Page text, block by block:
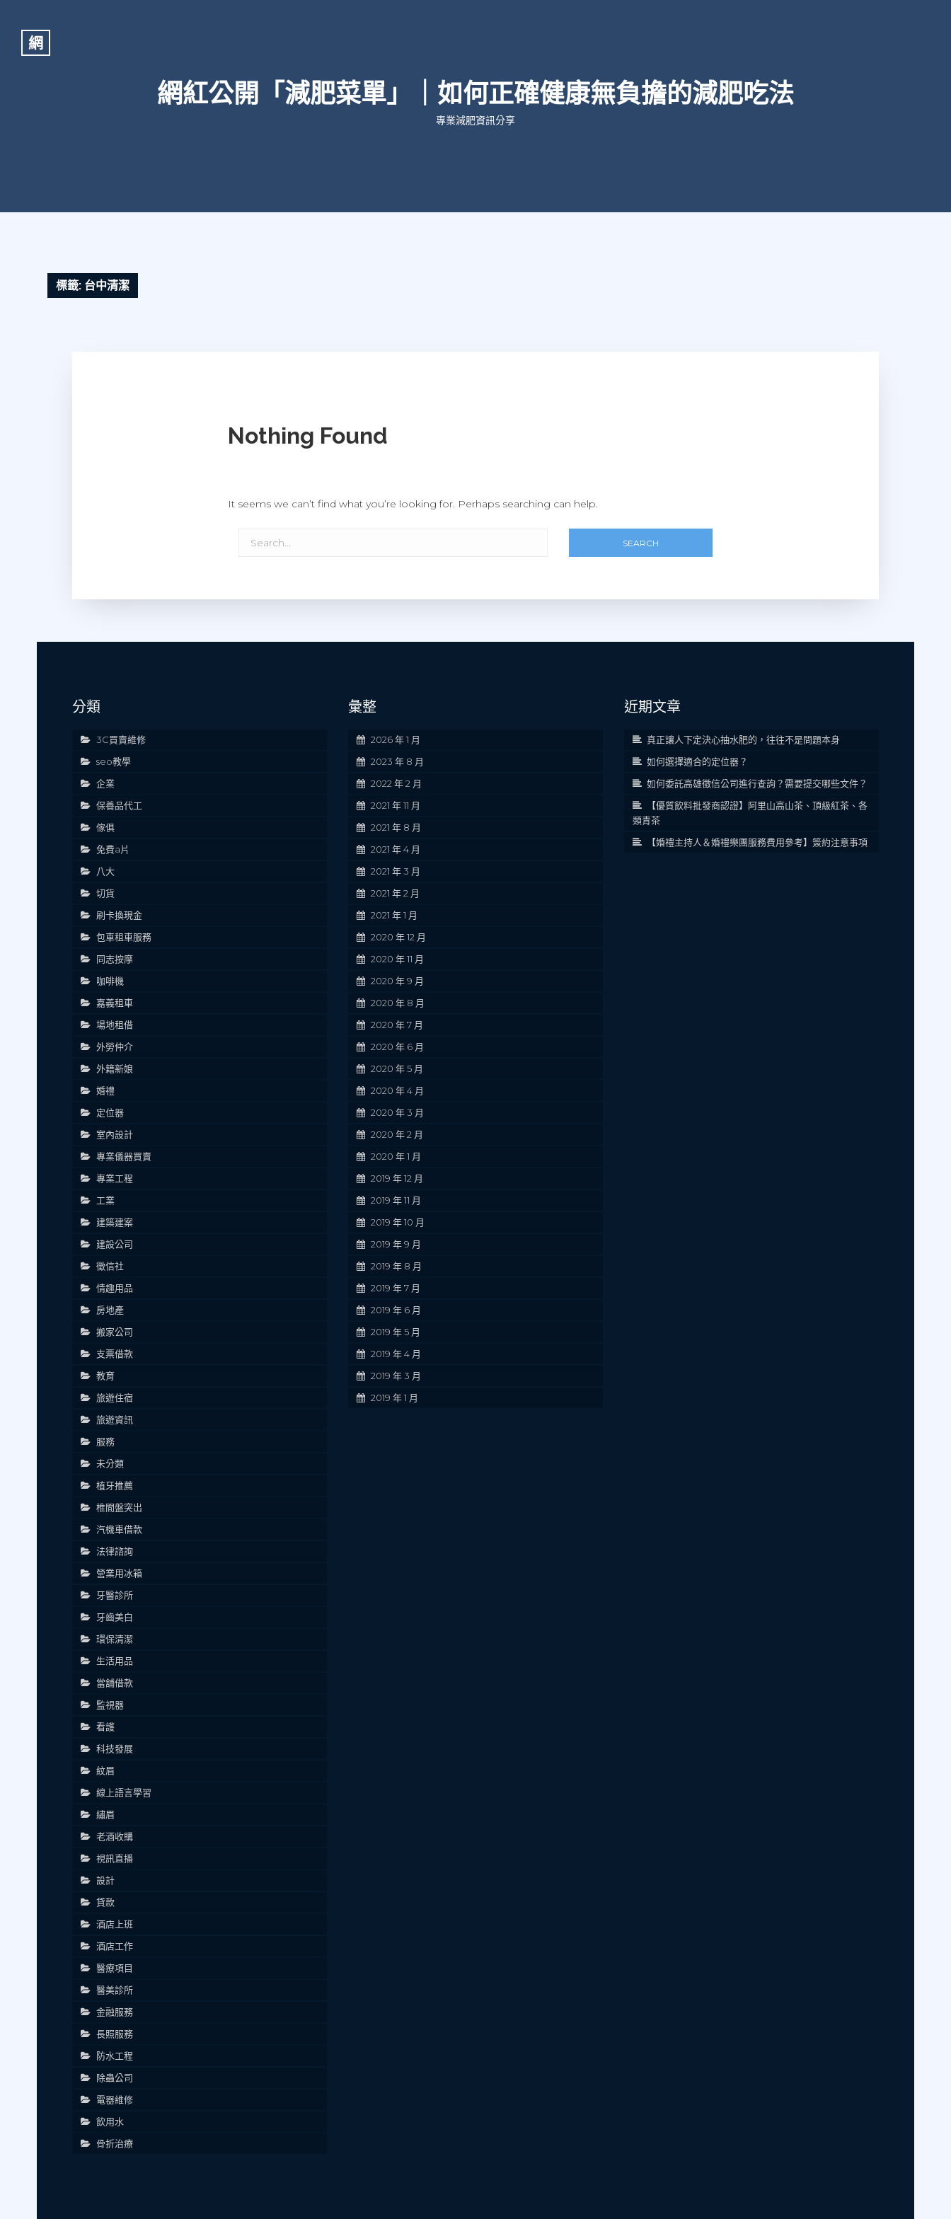
網
網紅公開「減肥菜單」｜如何正確健康無負擔的減肥吃法
專業減肥資訊分享
標籤: 台中清潔
Nothing Found
It seems we can’t find what you’re looking for. Perhaps searching can help.
SEARCH
分類
3C買賣維修
seo教學
企業
保養品代工
傢俱
免費a片
八大
切貨
刷卡換現金
包車租車服務
同志按摩
咖啡機
嘉義租車
場地租借
外勞仲介
外籍新娘
婚禮
定位器
室內設計
專業儀器買賣
專業工程
工業
建築建案
建設公司
徵信社
情趣用品
房地產
搬家公司
支票借款
教育
旅遊住宿
旅遊資訊
服務
未分類
植牙推薦
椎間盤突出
汽機車借款
法律諮詢
營業用冰箱
牙醫診所
牙齒美白
環保清潔
生活用品
當舖借款
監視器
看護
科技發展
紋眉
線上語言學習
繡眉
老酒收購
視訊直播
設計
貸款
酒店上班
酒店工作
醫療項目
醫美診所
金融服務
長照服務
防水工程
除蟲公司
電器維修
飲用水
骨折治療
彙整
2026 年 1 月
2023 年 8 月
2022 年 2 月
2021 年 11 月
2021 年 8 月
2021 年 4 月
2021 年 3 月
2021 年 2 月
2021 年 1 月
2020 年 12 月
2020 年 11 月
2020 年 9 月
2020 年 8 月
2020 年 7 月
2020 年 6 月
2020 年 5 月
2020 年 4 月
2020 年 3 月
2020 年 2 月
2020 年 1 月
2019 年 12 月
2019 年 11 月
2019 年 10 月
2019 年 9 月
2019 年 8 月
2019 年 7 月
2019 年 6 月
2019 年 5 月
2019 年 4 月
2019 年 3 月
2019 年 1 月
近期文章
真正讓人下定決心抽水肥的，往往不是問題本身
如何選擇適合的定位器？
如何委託高雄徵信公司進行查詢？需要提交哪些文件？
【優質飲料批發商認證】阿里山高山茶、頂級紅茶、各
類青茶
【婚禮主持人＆婚禮樂團服務費用參考】簽約注意事項